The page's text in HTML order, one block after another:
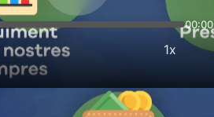
00:00
1x